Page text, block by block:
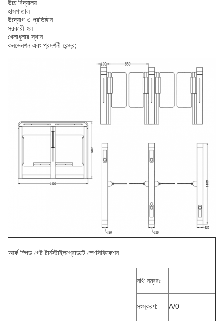
উচ্চ বিদ্যালয়
হাসপাতাল
উদ্যোগ ও প্রতিষ্ঠান
সরকারী হল
খেলাধুলার স্থান
কনভেনশন এবং প্রদর্শনী কেন্দ্র;
আর্ক স্পিড গেট টার্নস্টাইলপ্রোডাক্ট স্পেসিফিকেশন
নথি নম্বরঃ
সংস্করণ: A/0